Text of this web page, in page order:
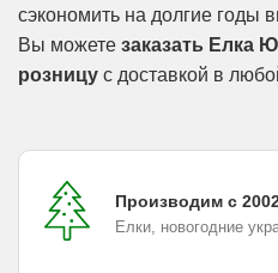
сэкономить на долгие годы
Вы можете заказать Елка
розницу с доставкой в
Производим с
Елки, новогодние